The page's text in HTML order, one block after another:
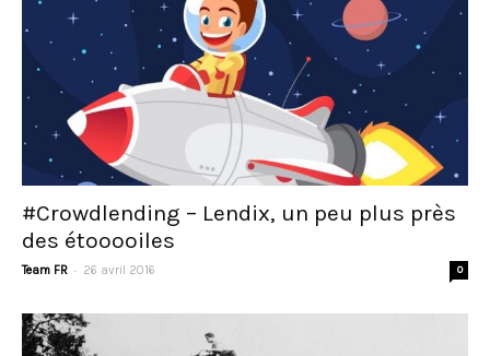
#Crowdlending – Lendix, un peu plus près
des étooooiles
Team FR - 26 avril 2016 0